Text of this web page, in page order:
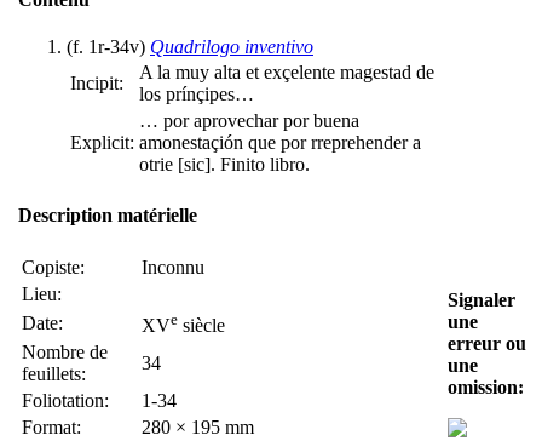
(f. 1r-34v) Quadrilogo inventivo
Incipit:
A la muy alta et exçelente magestad de
los prínçipes…
Explicit:
… por aprovechar por buena
amonestaçión que por rreprehender a
otrie [sic]. Finito libro.
Description matérielle
Copiste:
Inconnu
Lieu:
Date:
XVe siècle
Nombre de
feuillets:
34
Foliotation:
1-34
Format:
280 × 195 mm
Signaler
une
erreur ou
une
omission: